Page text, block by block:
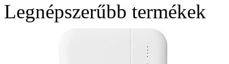
Legnépszerűbb termékek